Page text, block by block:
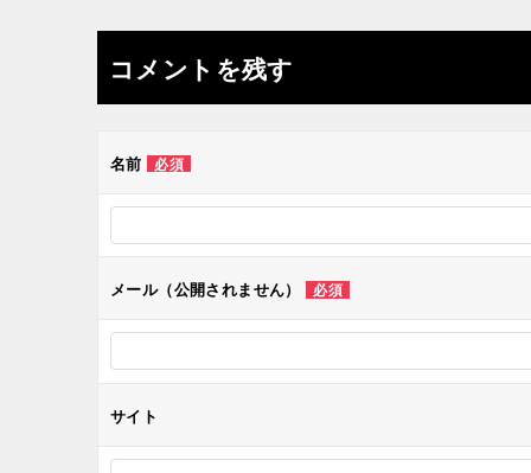
ナ
ビ
ゲ
ー
ン
コメントを残す
名前 必須
メール（公開されません） 必須
サイト